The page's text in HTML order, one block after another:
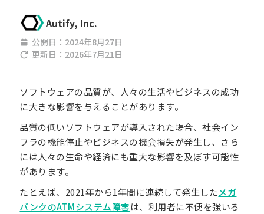
Autify, Inc.
公開日： 2024年8月27日
更新日： 2026年7月21日
ソフトウェアの品質が、人々の生活やビジネスの成功
に大きな影響を与えることがあります。
品質の低いソフトウェアが導入された場合、社会イン
フラの機能停止やビジネスの機会損失が発生し、さら
には人々の生命や経済にも重大な影響を及ぼす可能性
があります。
たとえば、2021年から1年間に連続して発生したメガ
バンクのATMシステム障害は、利用者に不便を強いる